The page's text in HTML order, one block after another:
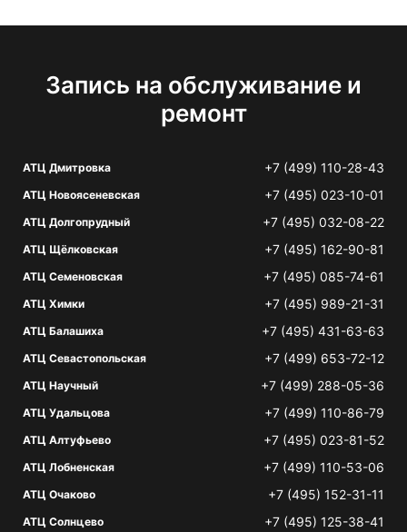
Запись на обслуживание и
ремонт
АТЦ Дмитровка +7 (499) 110-28-43
АТЦ Новоясеневская +7 (495) 023-10-01
АТЦ Долгопрудный +7 (495) 032-08-22
АТЦ Щёлковская +7 (495) 162-90-81
АТЦ Семеновская +7 (495) 085-74-61
АТЦ Химки +7 (495) 989-21-31
АТЦ Балашиха +7 (495) 431-63-63
АТЦ Севастопольская +7 (499) 653-72-12
АТЦ Научный +7 (499) 288-05-36
АТЦ Удальцова +7 (499) 110-86-79
АТЦ Алтуфьево +7 (495) 023-81-52
АТЦ Лобненская +7 (499) 110-53-06
АТЦ Очаково +7 (495) 152-31-11
АТЦ Солнцево +7 (495) 125-38-41